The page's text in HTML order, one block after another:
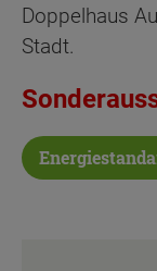
Doppelhaus
Stadt.